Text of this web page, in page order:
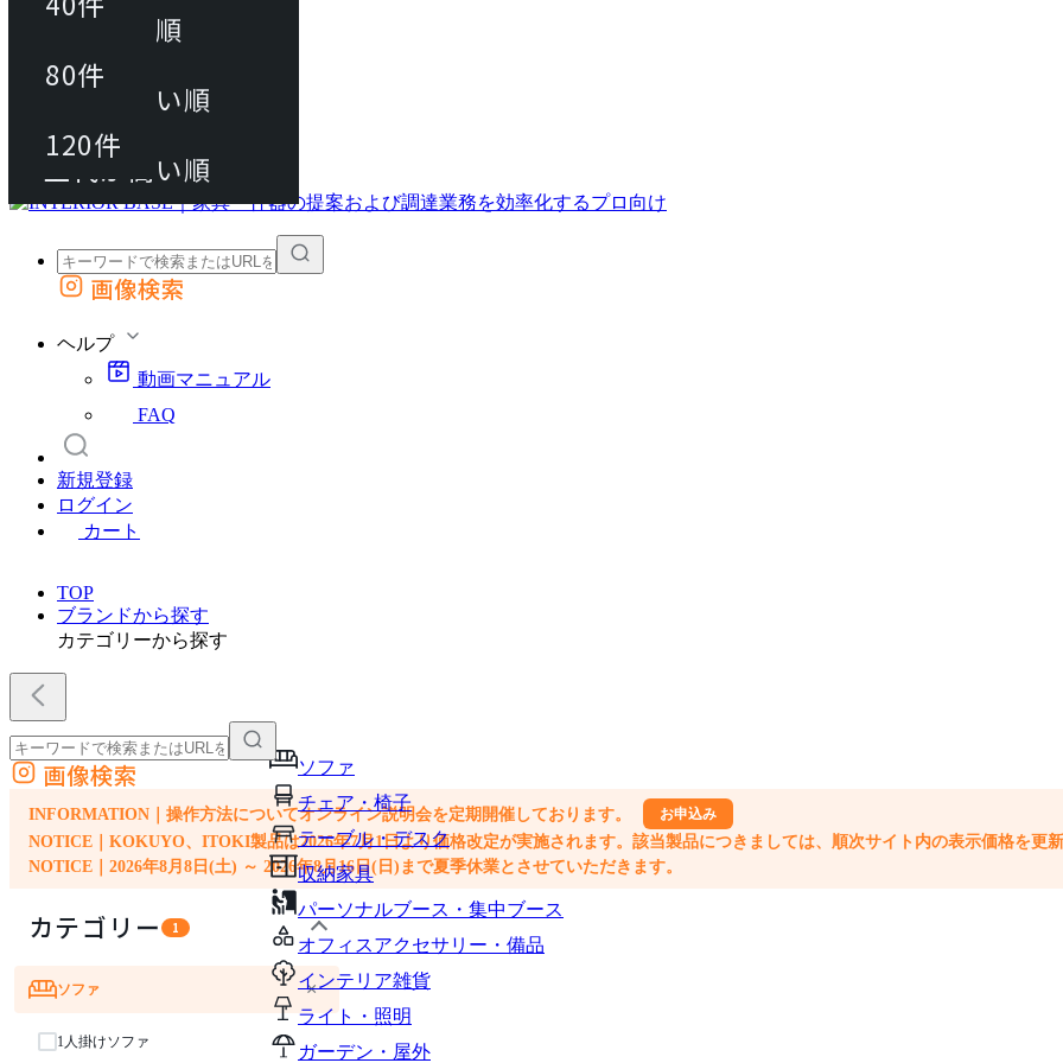
動画マニュアル
FAQ
カート
外部サイトの商品をカートに追加
画像検索
ヘルプ
動画マニュアル
FAQ
新規登録
ログイン
カート
TOP
ブランドから探す
カテゴリーから探す
ソファ
チェア・椅子
テーブル・デスク
収納家具
パーソナルブース・集中ブース
オフィスアクセサリー・備品
インテリア雑貨
ライト・照明
ガーデン・屋外
外部サイトの商品をカートに追加
他のサイトで見つけた商品ページのURLを貼り付けて、カートに追加できます
画像検索
INFORMATION｜操作方法についてオンライン説明会を定期開催しております。 お申込み
NOTICE｜KOKUYO、ITOKI製品は2026年7月1日より価格改定が実施されます。該当製品につきましては、順次サイト内の表示価格を更新
NOTICE｜2026年8月8日(土) ～ 2026年8月16日(日)まで夏季休業とさせていただきます。
カテゴリー 1
ソファ ×
1人掛けソファ
80件
120件
おすすめ順
上代が安い順
上代が高い順
80件
120件